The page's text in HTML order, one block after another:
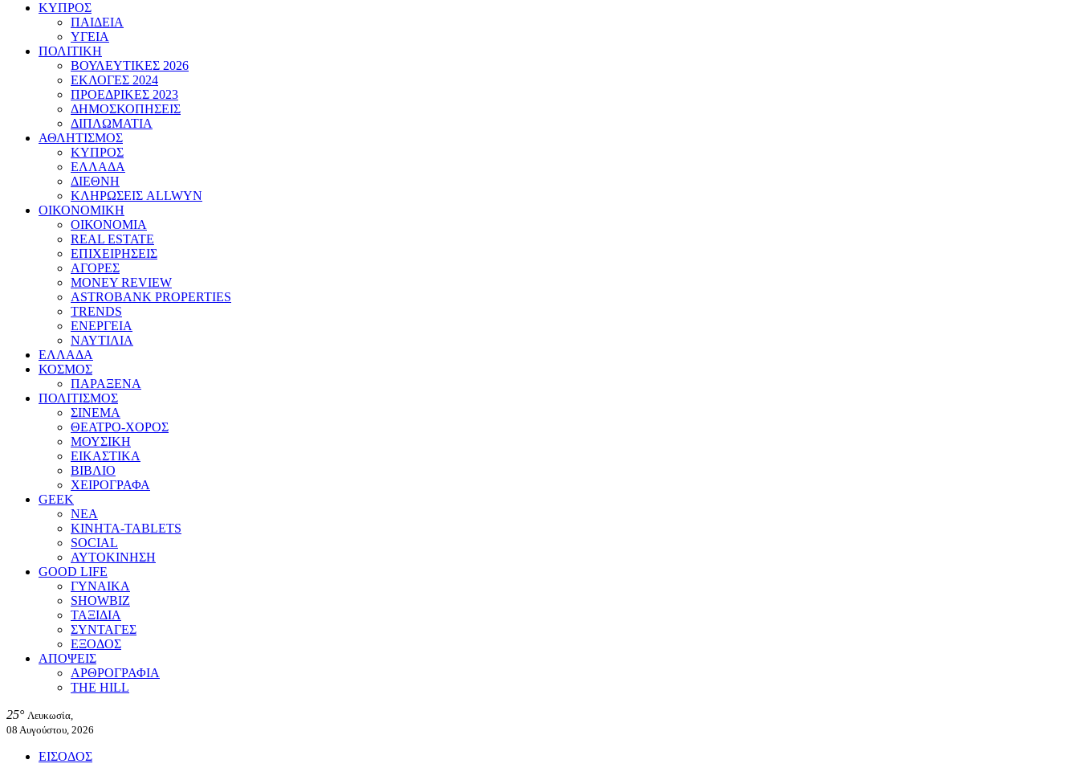
ΚΥΠΡΟΣ
ΠΑΙΔΕΙΑ
ΥΓΕΙΑ
ΠΟΛΙΤΙΚΗ
ΒΟΥΛΕΥΤΙΚΕΣ 2026
ΕΚΛΟΓΕΣ 2024
ΠΡΟΕΔΡΙΚΕΣ 2023
ΔΗΜΟΣΚΟΠΗΣΕΙΣ
ΔΙΠΛΩΜΑΤΙΑ
ΑΘΛΗΤΙΣΜΟΣ
ΚΥΠΡΟΣ
ΕΛΛΑΔΑ
ΔΙΕΘΝΗ
ΚΛΗΡΩΣΕΙΣ ALLWYN
ΟΙΚΟΝΟΜΙΚΗ
ΟΙΚΟΝΟΜΙΑ
REAL ESTATE
ΕΠΙΧΕΙΡΗΣΕΙΣ
ΑΓΟΡΕΣ
MONEY REVIEW
ASTROBANK PROPERTIES
TRENDS
ΕΝΕΡΓΕΙΑ
ΝΑΥΤΙΛΙΑ
ΕΛΛΑΔΑ
ΚΟΣΜΟΣ
ΠΑΡΑΞΕΝΑ
ΠΟΛΙΤΙΣΜΟΣ
ΣΙΝΕΜΑ
ΘΕΑΤΡΟ-ΧΟΡΟΣ
ΜΟΥΣΙΚΗ
ΕΙΚΑΣΤΙΚΑ
ΒΙΒΛΙΟ
ΧΕΙΡΟΓΡΑΦΑ
GEEK
ΝΕΑ
ΚΙΝΗΤΑ-TABLETS
SOCIAL
ΑΥΤΟΚΙΝΗΣΗ
GOOD LIFE
ΓΥΝΑΙΚΑ
SHOWBIZ
ΤΑΞΙΔΙΑ
ΣΥΝΤΑΓΕΣ
ΕΞΟΔΟΣ
ΑΠΟΨΕΙΣ
ΑΡΘΡΟΓΡΑΦΙΑ
THE HILL
25° Λευκωσία,
08 Αυγούστου, 2026
ΕΙΣΟΔΟΣ